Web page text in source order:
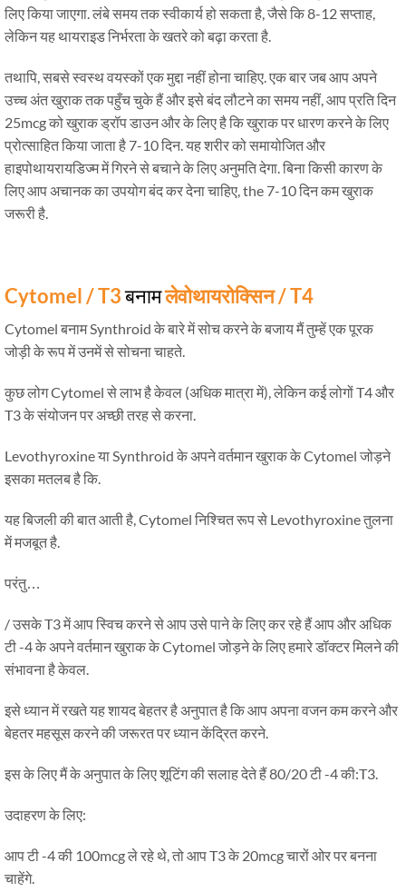
लिए किया जाएगा. लंबे समय तक स्वीकार्य हो सकता है, जैसे कि 8-12 सप्ताह,
लेकिन यह थायराइड निर्भरता के खतरे को बढ़ा करता है.
तथापि, सबसे स्वस्थ वयस्कों एक मुद्दा नहीं होना चाहिए. एक बार जब आप अपने
उच्च अंत खुराक तक पहुँच चुके हैं और इसे बंद लौटने का समय नहीं, आप प्रति दिन
25mcg को खुराक ड्रॉप डाउन और के लिए है कि खुराक पर धारण करने के लिए
प्रोत्साहित किया जाता है 7-10 दिन. यह शरीर को समायोजित और
हाइपोथायरायडिज्म में गिरने से बचाने के लिए अनुमति देगा. बिना किसी कारण के
लिए आप अचानक का उपयोग बंद कर देना चाहिए, the 7-10 दिन कम खुराक
जरूरी है.
Cytomel / T3बनामलेवोथायरोक्सिन / T4
Cytomel बनाम Synthroid के बारे में सोच करने के बजाय मैं तुम्हें एक पूरक
जोड़ी के रूप में उनमें से सोचना चाहते.
कुछ लोग Cytomel से लाभ है केवल (अधिक मात्रा में), लेकिन कई लोगों T4 और
T3 के संयोजन पर अच्छी तरह से करना.
Levothyroxine या Synthroid के अपने वर्तमान खुराक के Cytomel जोड़ने
इसका मतलब है कि.
यह बिजली की बात आती है, Cytomel निश्चित रूप से Levothyroxine तुलना
में मजबूत है.
परंतु…
/ उसके T3 में आप स्विच करने से आप उसे पाने के लिए कर रहे हैं आप और अधिक
टी -4 के अपने वर्तमान खुराक के Cytomel जोड़ने के लिए हमारे डॉक्टर मिलने की
संभावना है केवल.
इसे ध्यान में रखते यह शायद बेहतर है अनुपात है कि आप अपना वजन कम करने और
बेहतर महसूस करने की जरूरत पर ध्यान केंद्रित करने.
इस के लिए मैं के अनुपात के लिए शूटिंग की सलाह देते हैं 80/20 टी -4 की:T3.
उदाहरण के लिए:
आप टी -4 की 100mcg ले रहे थे, तो आप T3 के 20mcg चारों ओर पर बनना
चाहेंगे.